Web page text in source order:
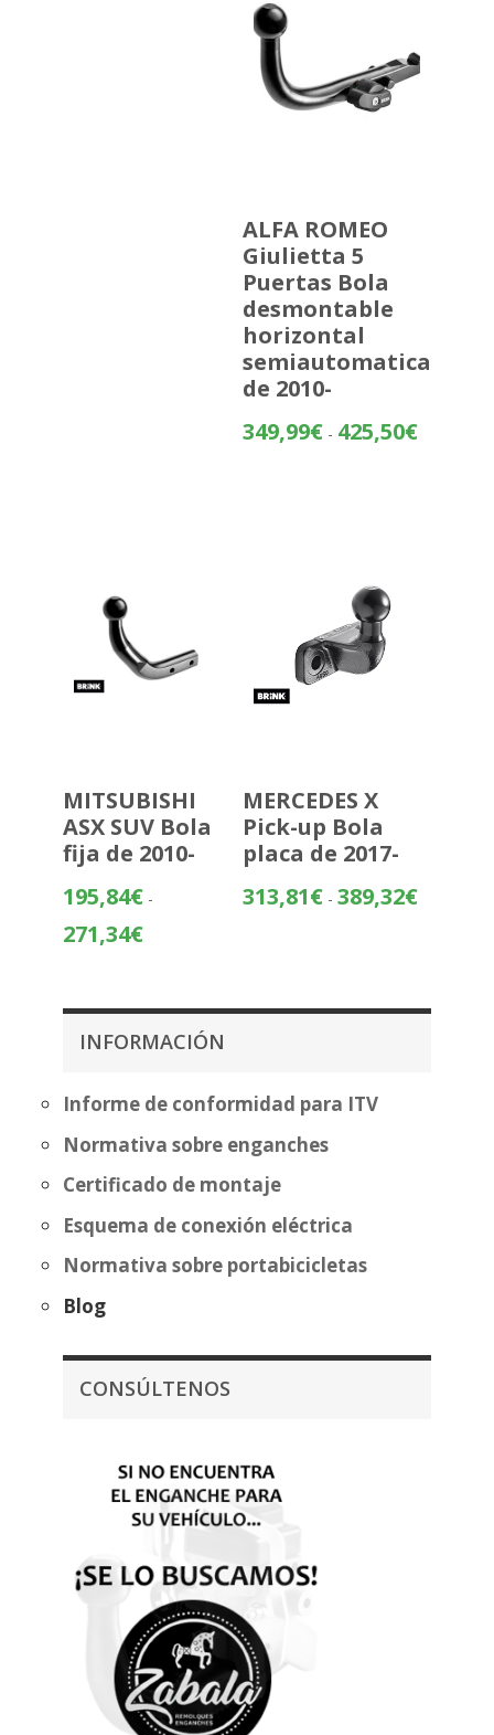
ALFA ROMEO
Giulietta 5
Puertas Bola
desmontable
horizontal
semiautomatica
de 2010-
349,99€ - 425,50€Rango
MITSUBISHI
ASX SUV Bola
fija de 2010-
195,84€ -
271,34€Rango
desde
hasta
MERCEDES X
Pick-up Bola
placa de 2017-
313,81€ - 389,32€Rango
hasta
INFORMACIÓN
Informe de conformidad para ITV
Normativa sobre enganches
Certificado de montaje
Esquema de conexión eléctrica
Normativa sobre portabicicletas
Blog
CONSÚLTENOS